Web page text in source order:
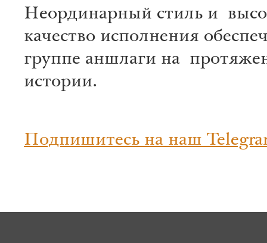
Неординарный стиль и
качество исполнения
группе аншлаги на
истории.
Подпишитесь на наш